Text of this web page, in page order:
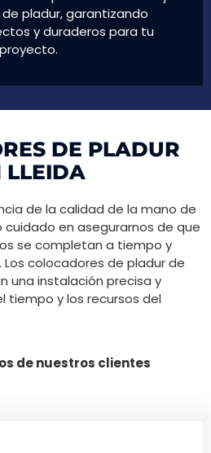
pladur, garantizando
y duraderos para tu
proyecto.
DE PLADUR
LLEIDA
de la calidad de la mano de
en asegurarnos de que
se completan a tiempo y
colocadores de pladur de
una instalación precisa y
tiempo y los recursos del
de nuestros clientes